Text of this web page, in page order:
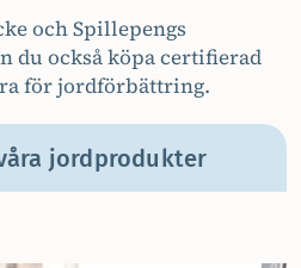
och Spillepengs
du också köpa certifierad
för jordförbättring.
jordprodukter